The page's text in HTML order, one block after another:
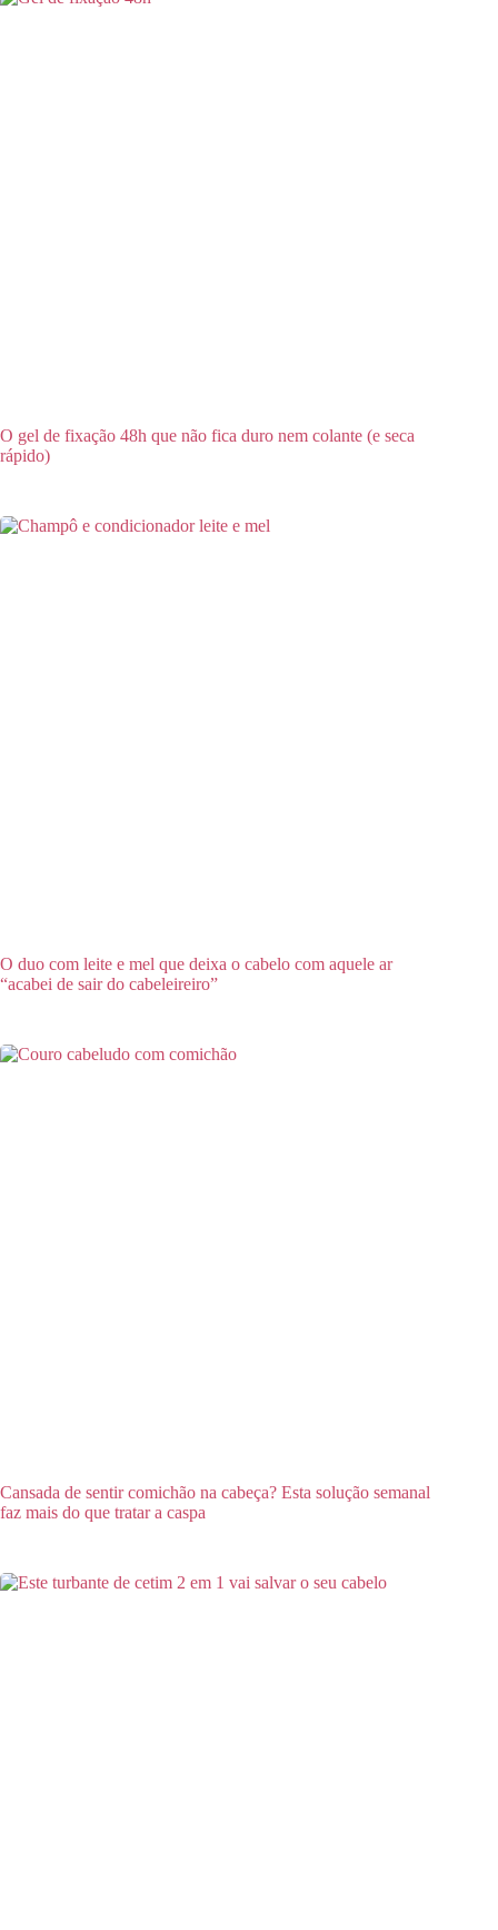
O gel de fixação 48h que não fica duro nem colante (e seca
rápido)
O duo com leite e mel que deixa o cabelo com aquele ar
“acabei de sair do cabeleireiro”
Cansada de sentir comichão na cabeça? Esta solução semanal
faz mais do que tratar a caspa